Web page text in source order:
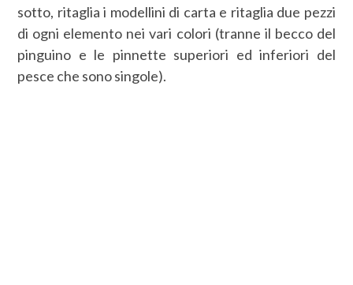
sotto, ritaglia i modellini di carta e ritaglia due pezzi
di ogni elemento nei vari colori (tranne il becco del
pinguino e le pinnette superiori ed inferiori del
pesce che sono singole).